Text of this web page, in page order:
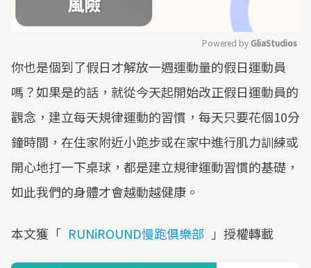
Mute
Powered by GliaStudios
你也是個到了假日才解放一週運動量的假日運動員
嗎？如果是的話，就從今天起開始改正假日運動員的
觀念，建立每天規律運動的習慣，每天只要花個10分
鐘時間，在住家附近小跑步或在家中進行肌力訓練或
開心地打一下桌球，都是建立規律運動習慣的基礎，
如此我們的身體才會越動越健康。
本文獲「 RUNiROUND慢跑俱樂部 」授權轉載